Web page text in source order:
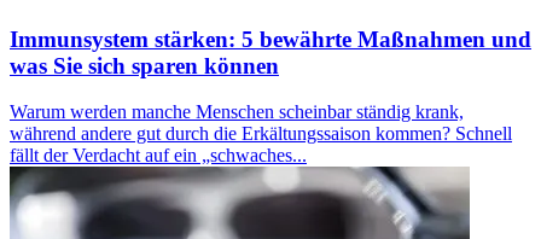
Immunsystem stärken: 5 bewährte Maßnahmen und
was Sie sich sparen können
Warum werden manche Menschen scheinbar ständig krank,
während andere gut durch die Erkältungssaison kommen? Schnell
fällt der Verdacht auf ein „schwaches...